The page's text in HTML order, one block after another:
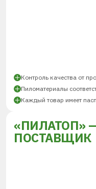
Контроль качества от
Пиломатериалы
Каждый товар имеет
«ПИЛАТОП»
ПОСТАВЩИК